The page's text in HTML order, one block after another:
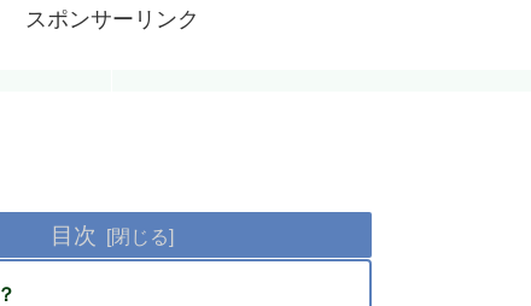
スポンサーリンク
目次